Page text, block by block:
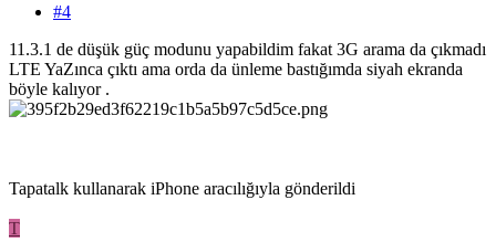
#4
11.3.1 de düşük güç modunu yapabildim fakat 3G arama da çıkmadı
LTE YaZınca çıktı ama orda da ünleme bastığımda siyah ekranda
böyle kalıyor .
Tapatalk kullanarak iPhone aracılığıyla gönderildi
T